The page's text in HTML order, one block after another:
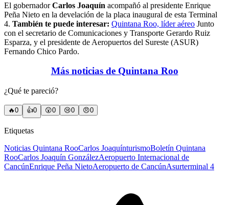
El gobernadorCarlos Joaquín acompañó al presidente Enrique
Peña Nieto en la develación de la placa inaugural de esta Terminal
4. También te puede interesar: Quintana Roo, líder aéreo Junto
con el secretario de Comunicaciones y Transporte Gerardo Ruiz
Esparza, y el presidente de Aeropuertos del Sureste (ASUR)
Fernando Chico Pardo.
Más noticias de Quintana Roo
¿Qué te pareció?
🔥0 👍0 😲0 😢0 😠0
Etiquetas
Noticias Quintana RooCarlos JoaquínturismoBoletín Quintana
RooCarlos Joaquín GonzálezAeropuerto Internacional de
CancúnEnrique Peña NietoAeropuerto de CancúnAsurterminal 4